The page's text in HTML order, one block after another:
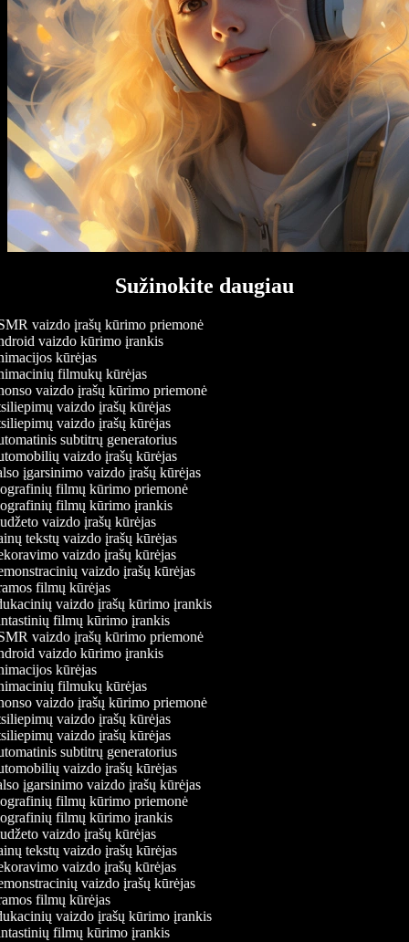
Sužinokite daugiau
vaizdo įrašų kūrimo priemonė
vaizdo kūrimo įrankis
kūrėjas
filmukų kūrėjas
vaizdo įrašų kūrimo priemonė
vaizdo įrašų kūrėjas
vaizdo įrašų kūrėjas
subtitrų generatorius
vaizdo įrašų kūrėjas
įgarsinimo vaizdo įrašų kūrėjas
filmų kūrimo priemonė
filmų kūrimo įrankis
vaizdo įrašų kūrėjas
tekstų vaizdo įrašų kūrėjas
vaizdo įrašų kūrėjas
vaizdo įrašų kūrėjas
filmų kūrėjas
vaizdo įrašų kūrimo įrankis
filmų kūrimo įrankis
vaizdo įrašų kūrimo priemonė
vaizdo kūrimo įrankis
kūrėjas
filmukų kūrėjas
vaizdo įrašų kūrimo priemonė
vaizdo įrašų kūrėjas
vaizdo įrašų kūrėjas
subtitrų generatorius
vaizdo įrašų kūrėjas
įgarsinimo vaizdo įrašų kūrėjas
filmų kūrimo priemonė
filmų kūrimo įrankis
vaizdo įrašų kūrėjas
tekstų vaizdo įrašų kūrėjas
vaizdo įrašų kūrėjas
vaizdo įrašų kūrėjas
filmų kūrėjas
vaizdo įrašų kūrimo įrankis
filmų kūrimo įrankis